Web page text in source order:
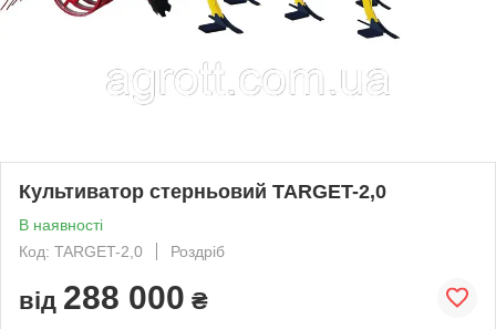
Культиватор стерньовий TARGET-2,0
В наявності
Код: TARGET-2,0
Роздріб
від 288 000 ₴